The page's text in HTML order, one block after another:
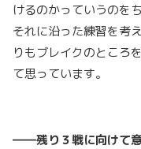
けるのかっていうのを
それに沿った練習を考
りもブレイクのところ
て思っています。
――残り３戦に向けて